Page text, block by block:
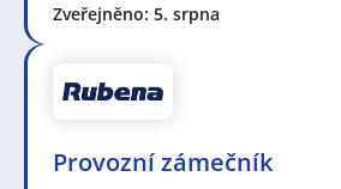
Zveřejněno: 5. srpna
Provozní zámečník